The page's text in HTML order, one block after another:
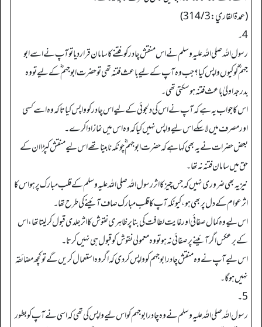
(عمدة القاري: 314/3)
4۔
رسول اللہ صلی اللہ علیہ وسلم نے اس منقش چادر کو فتنے کا سامان قراردیا تو آپ نے اسے ابو
جہم ؓ کو کیوں واپس کیا؟ جب وہ آپ کے لیے باعث فتنہ تھی تو حضرت ابو جہم ؓ کے لیے تو وہ
بدرجہ اولیٰ باعث فتنہ ہو سکتی تھی۔
اس کا جواب یہ ہے کہ آپ نے اس کی دلجوئی کے لیے اس چادر کو واپس کیا تاکہ وہ اسے کسی
اور مصرف میں لا سکے اس لیے واپس نہیں کیا کہ وہ اس میں نماز ادا کرے۔
بعض حضرات نے یہ بھی کہا ہے کہ حضرت ابو جہم ؓ چونکہ نابینا تھے اس لیے منقش کپڑا ان کے
حق میں سامان فتنہ نہ تھا۔
نیز یہ بھی ضروری نہیں کہ جس چیز کا اثر رسول اللہ صلی اللہ علیہ وسلم کے قلب مبارک پر ہو اس کا
اثر عوام کے دل پر بھی ہو، کیونکہ آپ کا قلب مبارک صاف آئینے کی طرح تھا۔
اس لیے وہ کمال صفائی اور غایت لطافت کی بنا پر ظاہری نقوش کا اثر جلدی قبول کر لیتا تھا، اس
کے برعکس اگر آئینے پر صفائی نہ ہو تو وہ معمولی نقوش کو قبول ہی نہیں کرتا۔
اس لیے آپ نے وہ منقش چادر ابو جہم کو واپس کردی کہ اگر وہ استعمال کریں گے تو کچھ مضائقہ
نہیں ہو گا۔
5۔
رسول اللہ صلی اللہ علیہ وسلم نے وہ چادر ابو جہم کو اس لیے واپس کی تھی کہ اسی نے آپ کو بطور